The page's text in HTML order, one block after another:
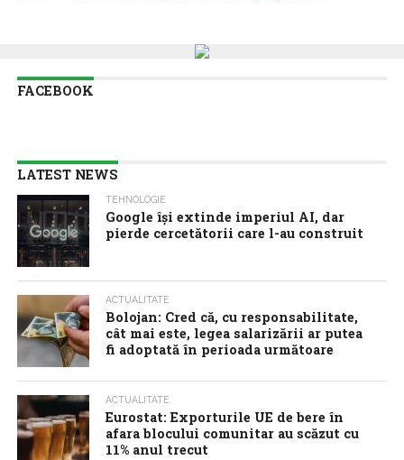
FACEBOOK
LATEST NEWS
TEHNOLOGIE
Google îşi extinde imperiul AI, dar
pierde cercetătorii care l-au construit
ACTUALITATE
Bolojan: Cred că, cu responsabilitate,
cât mai este, legea salarizării ar putea
fi adoptată în perioada următoare
ACTUALITATE
Eurostat: Exporturile UE de bere în
afara blocului comunitar au scăzut cu
11% anul trecut